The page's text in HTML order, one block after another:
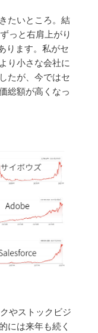
たいところ。結
っと右肩上がり
ります。私がセ
り小さな会社に
たが、今ではセ
総額が高くなっ
やストックビジ
には来年も続く